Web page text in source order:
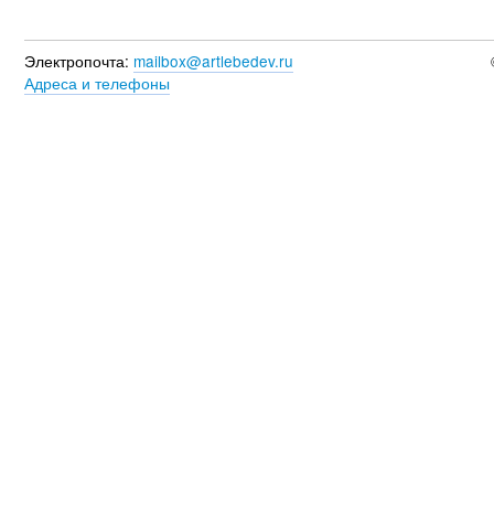
Электропочта: mailbox@artlebedev.ru
Адреса и телефоны